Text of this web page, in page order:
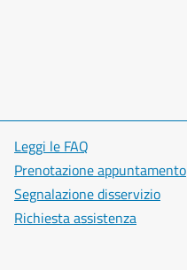
Leggi le FAQ
Prenotazione appuntamento
Segnalazione disservizio
Richiesta assistenza